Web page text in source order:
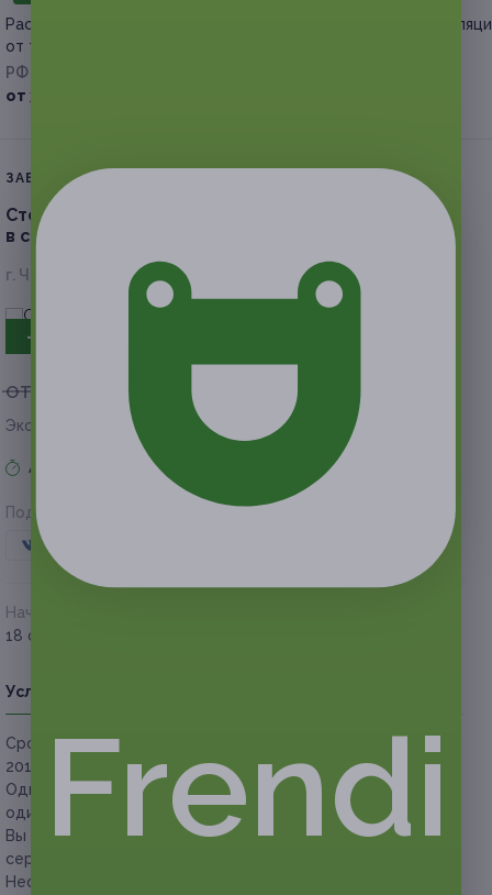
Расклад на Таро или рунах
от таролога-рунолога Гузелии
РФ
от 360 руб.
Сеансы лазерной
ЗАВЕРШЁННАЯ АКЦИЯ
Стоматологические процедуры на выбор
в стоматологии «Евродент».
г. Чебоксары, ул. Чернышевского, д. 20
- 50%
от 2 240 руб. от 1 120 руб.
Экономия от 1 120 руб.
Акция завершена
Поделиться с друзьями
Начало действия
18 февраля 2018 г.
Условия
Срок действия сертификатов:
2018 г. (включительно).
Один человек
старше 18 летможет использовать только
один сертификат за все время проведения акции.
Вы можете купить неограниченное количество
сертификатов в подарок.
Необходима предварительная запись по телефону: +7
Frendi